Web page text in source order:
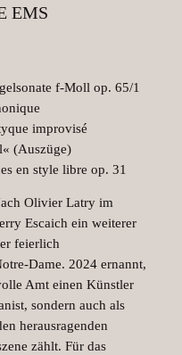
EMS
f-Moll op. 65/1
improvisé
(Auszüge)
en style libre op. 31
Olivier Latry im
Escaich ein weiterer
feierlich
Dame. 2024 ernannt,
Amt einen Künstler
sondern auch als
herausragenden
zählt. Für das